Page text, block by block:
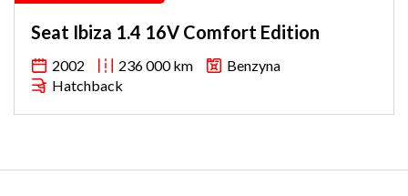
Seat Ibiza 1.4 16V Comfort Edition
2002 236 000 km
Benzyna
Hatchback